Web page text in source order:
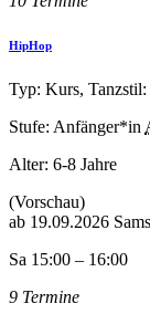
HipHop
Typ: Kurs,
Stufe: Anfänger*in
Alter: 6-8 Jahre
(Vorschau)
ab 19.09.2026
Sa 15:00 – 16:00
9 Termine